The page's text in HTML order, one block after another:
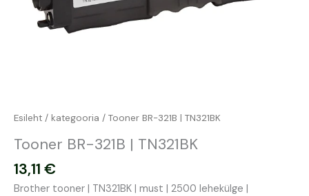
Esileht / kategooria / Tooner BR-321B | TN321BK
Tooner BR-321B | TN321BK
13,11 €
Brother tooner | TN321BK | must | 2500 lehekülge |